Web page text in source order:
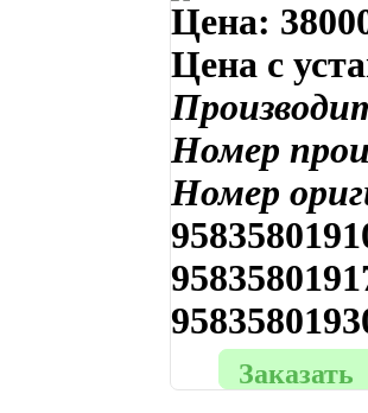
Цена:
Цена с
Номер
Номер
Заказать